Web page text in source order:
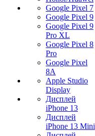
Google Pixel 7
Google Pixel 9
Google Pixel 9
Pro XL
Google Pixel 8
Pro
Google Pixel
8A
Apple Studio
Display
Дисплей
iPhone 13
Дисплей
iPhone 13 Mini